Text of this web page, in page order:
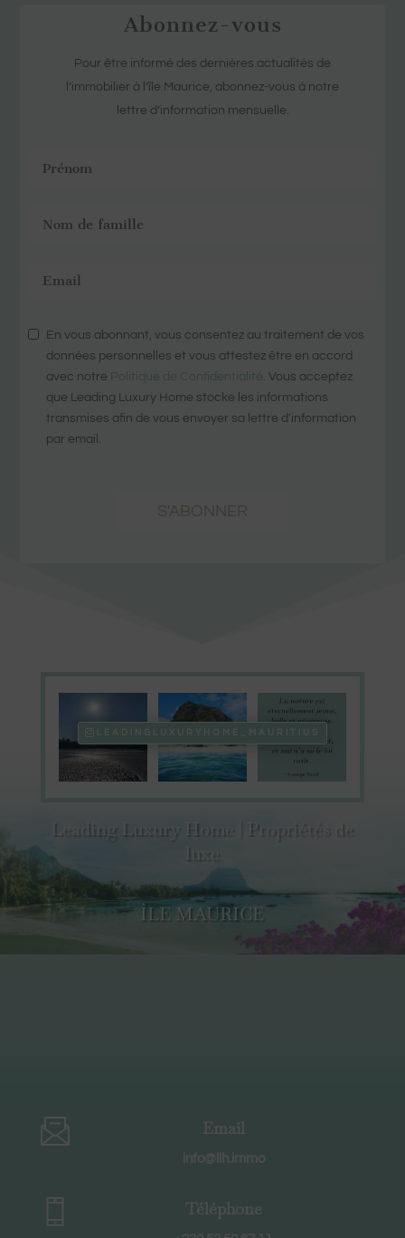
Abonnez-vous
Pour être informé des dernières actualités de
l’immobilier à l’île Maurice, abonnez-vous à notre
lettre d’information mensuelle.
En vous abonnant, vous consentez au traitement de vos
données personnelles et vous attestez être en accord
avec notre Politique de Confidentialité. Vous acceptez
que Leading Luxury Home stocke les informations
transmises afin de vous envoyer sa lettre d'information
par email.
S'ABONNER
LEADINGLUXURYHOME_MAURITIUS
Leading Luxury Home | Propriétés de
luxe
ÎLE MAURICE
Email
info@llh.immo
Téléphone